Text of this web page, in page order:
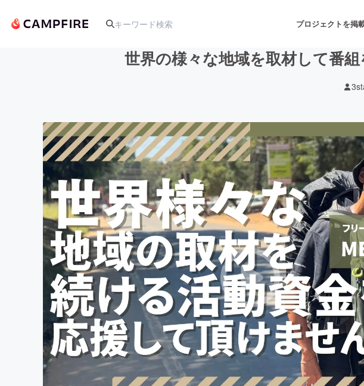
プロジェクトを掲
アート・写真 音楽
テクノロジー・ガジェット ゲーム・サービス開発
映像・映画 書籍・雑誌出版
ビジネス・起業 チャレンジ
まちづくり・地域活性化
CAMPFIRE
CAMPFIRE
世界の様々な地域を取材して番